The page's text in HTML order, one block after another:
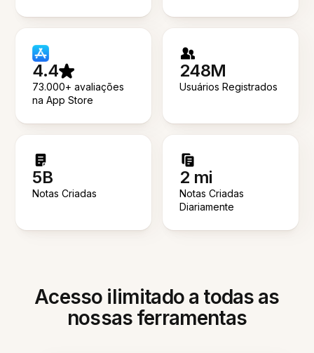
4.4
73.000+ avaliações
na App Store
248M
Usuários Registrados
5B
Notas Criadas
2 mi
Notas Criadas
Diariamente
Acesso ilimitado a todas as
nossas ferramentas